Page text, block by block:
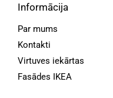
Informācija
Par mums
Kontakti
Virtuves iekārtas
Fasādes IKEA